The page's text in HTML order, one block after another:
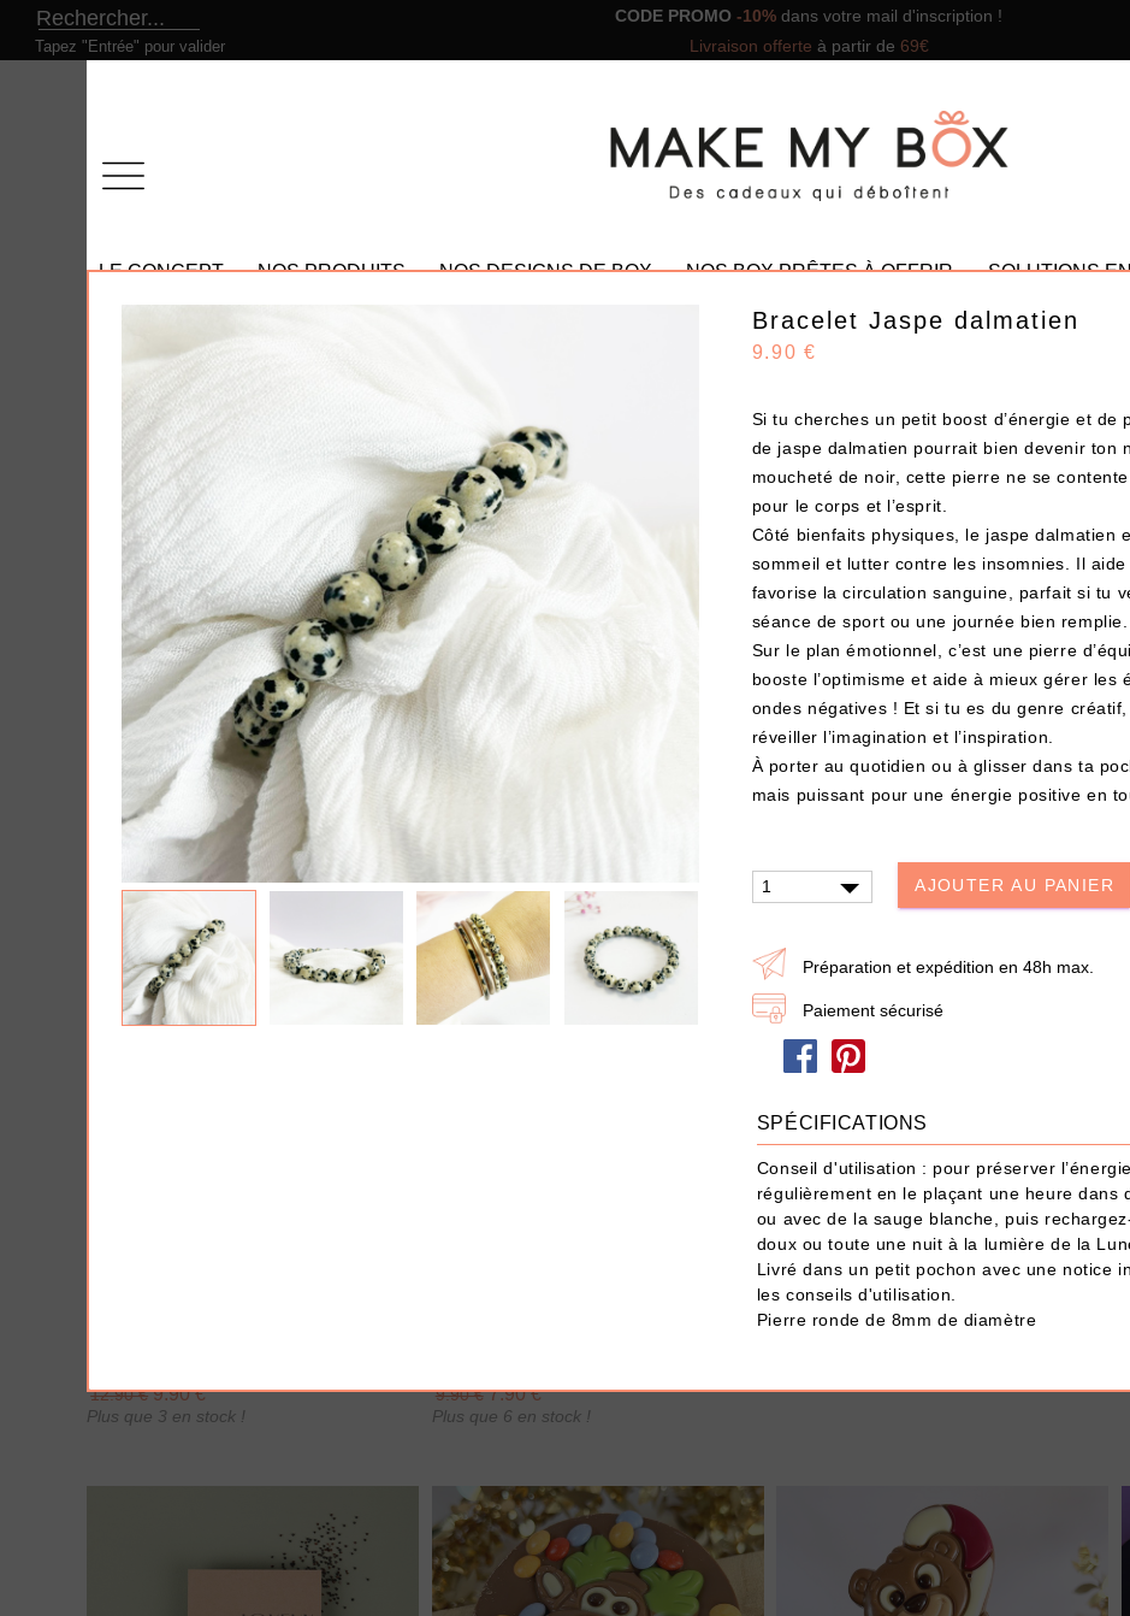
Tapez "Entrée" pour valider
CODE PROMO -10% dans votre mail d'inscription !
Livraison offerte à partir de 69€
LE CONCEPT NOS PRODUITS NOS DESIGNS DE BOX NOS BOX PRÊTES À OFFRIR SOLUTIONS
Tous nos produits
Bracelet Jaspe dalmatien
9.90 €
Si tu cherches un petit boost d’énergie et
de jaspe dalmatien pourrait bien devenir ton
moucheté de noir, cette pierre ne se
pour le corps et l’esprit.
Côté bienfaits physiques, le jaspe dalmatien
sommeil et lutter contre les insomnies. Il
favorise la circulation sanguine, parfait si tu
séance de sport ou une journée bien remplie.
Sur le plan émotionnel, c’est une pierre
booste l’optimisme et aide à mieux gérer
ondes négatives ! Et si tu es du genre
réveiller l’imagination et l’inspiration.
À porter au quotidien ou à glisser dans ta
mais puissant pour une énergie positive en
AJOUTER AU PANIER
Préparation et expédition en 48h max.
Paiement sécurisé
SPÉCIFICATIONS
Conseil d'utilisation : pour préserver
régulièrement en le plaçant une heure dans
ou avec de la sauge blanche, puis
doux ou toute une nuit à la lumière de la
Livré dans un petit pochon avec une notice
les conseils d'utilisation.
Pierre ronde de 8mm de diamètre
NOS PROMOTIONS
AJOUTER À MA BOX
Tablette de chocolat noit spéculoos
- Tout ce que je veux pour Noël...
7.90 €5.90 €
Plus que 3 en stock ! 19.90 €11.90 €
Plus que 7 en stock !
AJOUTER À MA BOX
décoiffe !
12.90 €9.90 €
12.90 €9.90 €
Plus que 3 en stock !
9.90 €7.90 €
Plus que 6 en stock !
AJOUTER À MA BOX